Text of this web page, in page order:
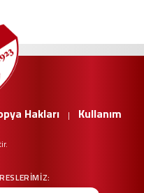
Hakları |
Kullanım